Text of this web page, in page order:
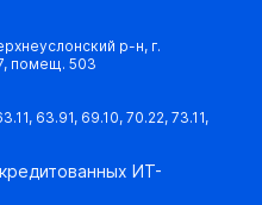
р-н, г.
помещ. 503
63.91, 69.10, 70.22, 73.11,
ИТ-